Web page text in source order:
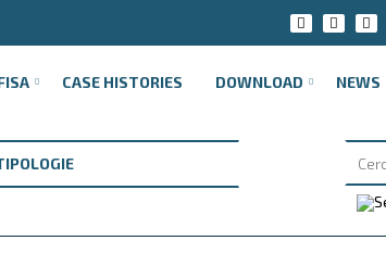
CASE HISTORIES DOWNLOAD NEWS